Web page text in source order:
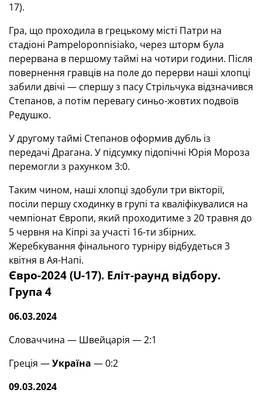
17).
Гра, що проходила в грецькому місті Патри на
стадіоні Pampeloponnisiako, через шторм була
перервана в першому таймі на чотири години. Після
повернення гравців на поле до перерви наші хлопці
забили двічі — спершу з пасу Стрільчука відзначився
Степанов, а потім перевагу синьо-жовтих подвоїв
Редушко.
У другому таймі Степанов оформив дубль із
передачі Драгана. У підсумку підопічні Юрія Мороза
перемогли з рахунком 3:0.
Таким чином, наші хлопці здобули три вікторії,
посіли першу сходинку в групі та кваліфікувалися на
чемпіонат Європи, який проходитиме з 20 травня до
5 червня на Кіпрі за участі 16-ти збірних.
Жеребкування фінального турніру відбудеться 3
квітня в Ая-Напі.
Євро-2024 (U-17). Еліт-раунд відбору.
Група 4
06.03.2024
Словаччина — Швейцарія — 2:1
Греція —Україна — 0:2
09.03.2024